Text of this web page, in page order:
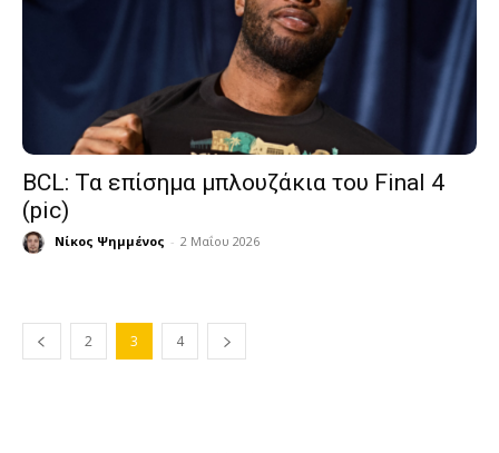
BCL: Τα επίσημα μπλουζάκια του Final 4
(pic)
Νίκος Ψημμένος - 2 Μαΐου 2026
2 3 4